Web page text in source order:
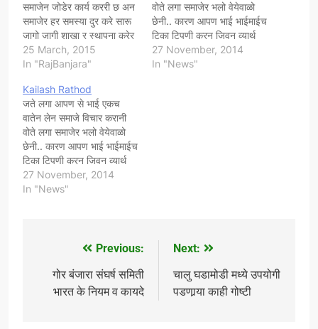
समाजेन जोडेर कार्य कररी छ अन
समाजेर हर समस्या दुर करे सारू
जागो जागी शाखा र स्थापना करेर
सुरूवात व्हेगी छ मार से भाईन
विनंती छ की आब तरी जागो अन
समाजेन अन जोडो समाजेन" गोर
बंजारा…
25 March, 2015
In "RajBanjara"
वोते लगा समाजेर भलो वेयेवाळो
छेनी.. कारण आपण भाई भाईमाईच
टिका टिपणी करन जिवन व्यार्थ
घालरेचा..म मोठो म मोठो केन
जिवनेम लार रेगेचा..."म"पणो
27 November, 2014
In "News"
Kailash Rathod
जते लगा आपण से भाई एकच
वातेन लेन समाजे विचार करानी
वोते लगा समाजेर भलो वेयेवाळो
छेनी.. कारण आपण भाई भाईमाईच
टिका टिपणी करन जिवन व्यार्थ
घालरेचा..म मोठो म मोठो केन
जिवनेम लार रेगेचा..."म"पणो
"हम" लगान काम करा…
27 November, 2014
In "News"
navigation
Previous:
गोर बंजारा संघर्ष समिती
भारत के नियम व कायदे
Next:
चालु घडामोडी मध्ये उपयोगी
पडणार्‍या काही गोष्टी